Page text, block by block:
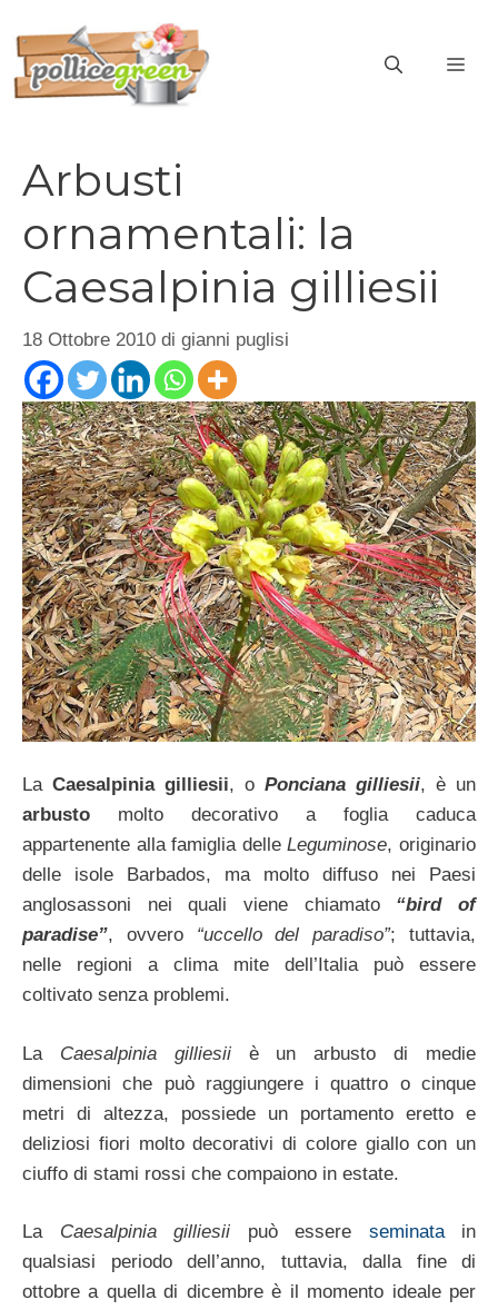
contenuto
Arbusti
ornamentali: la
Caesalpinia gilliesii
18 Ottobre 2010 di gianni puglisi
La Caesalpinia gilliesii, o Ponciana gilliesii, è un
arbusto molto decorativo a foglia caduca
appartenente alla famiglia delleLeguminose, originario
delle isole Barbados, ma molto diffuso nei Paesi
anglosassoni nei quali viene chiamato “bird of
paradise”, ovvero “uccello del paradiso”; tuttavia,
nelle regioni a clima mite dell’Italia può essere
coltivato senza problemi.
La Caesalpinia gilliesiiè un arbusto di medie
dimensioni che può raggiungere i quattro o cinque
metri di altezza, possiede un portamento eretto e
deliziosi fiori molto decorativi di colore giallo con un
ciuffo di stami rossi che compaiono in estate.
La Caesalpinia gilliesii può essere seminatain
qualsiasi periodo dell’anno, tuttavia, dalla fine di
ottobre a quella di dicembre è il momento ideale per